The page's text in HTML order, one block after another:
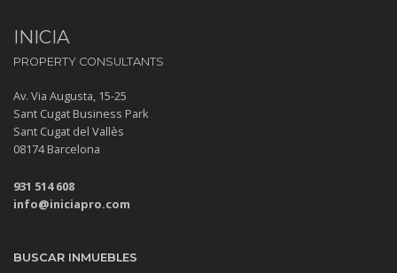
INICIA
PROPERTY CONSULTANTS
Av. Via Augusta, 15-25
Sant Cugat Business Park
Sant Cugat del Vallès
08174 Barcelona
931 514 608
info@iniciapro.com
BUSCAR INMUEBLES